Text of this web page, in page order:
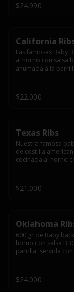
$24.990
California
Las famosas Baby
al horno con salsa
ahumada a la
$22.000
Texas Ribs
Nuestra famosa
de costilla
cocinada al horno
tocino ahumado
fritas  y un huevo
$21.000
Oklahoma
600 gr de Baby
horno con salsa
parrilla  servida
$24.000